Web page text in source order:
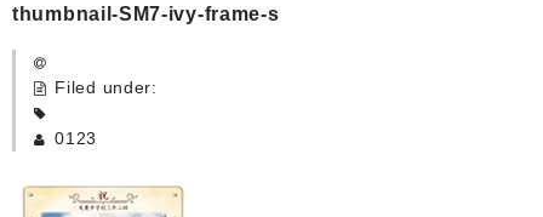
HOME
卒園記念品
thumbnail-SM7-ivy-frame-s
Filed under:
0123